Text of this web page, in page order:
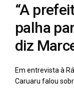
“A
palha
diz
Em entrevista à
Caruaru falou